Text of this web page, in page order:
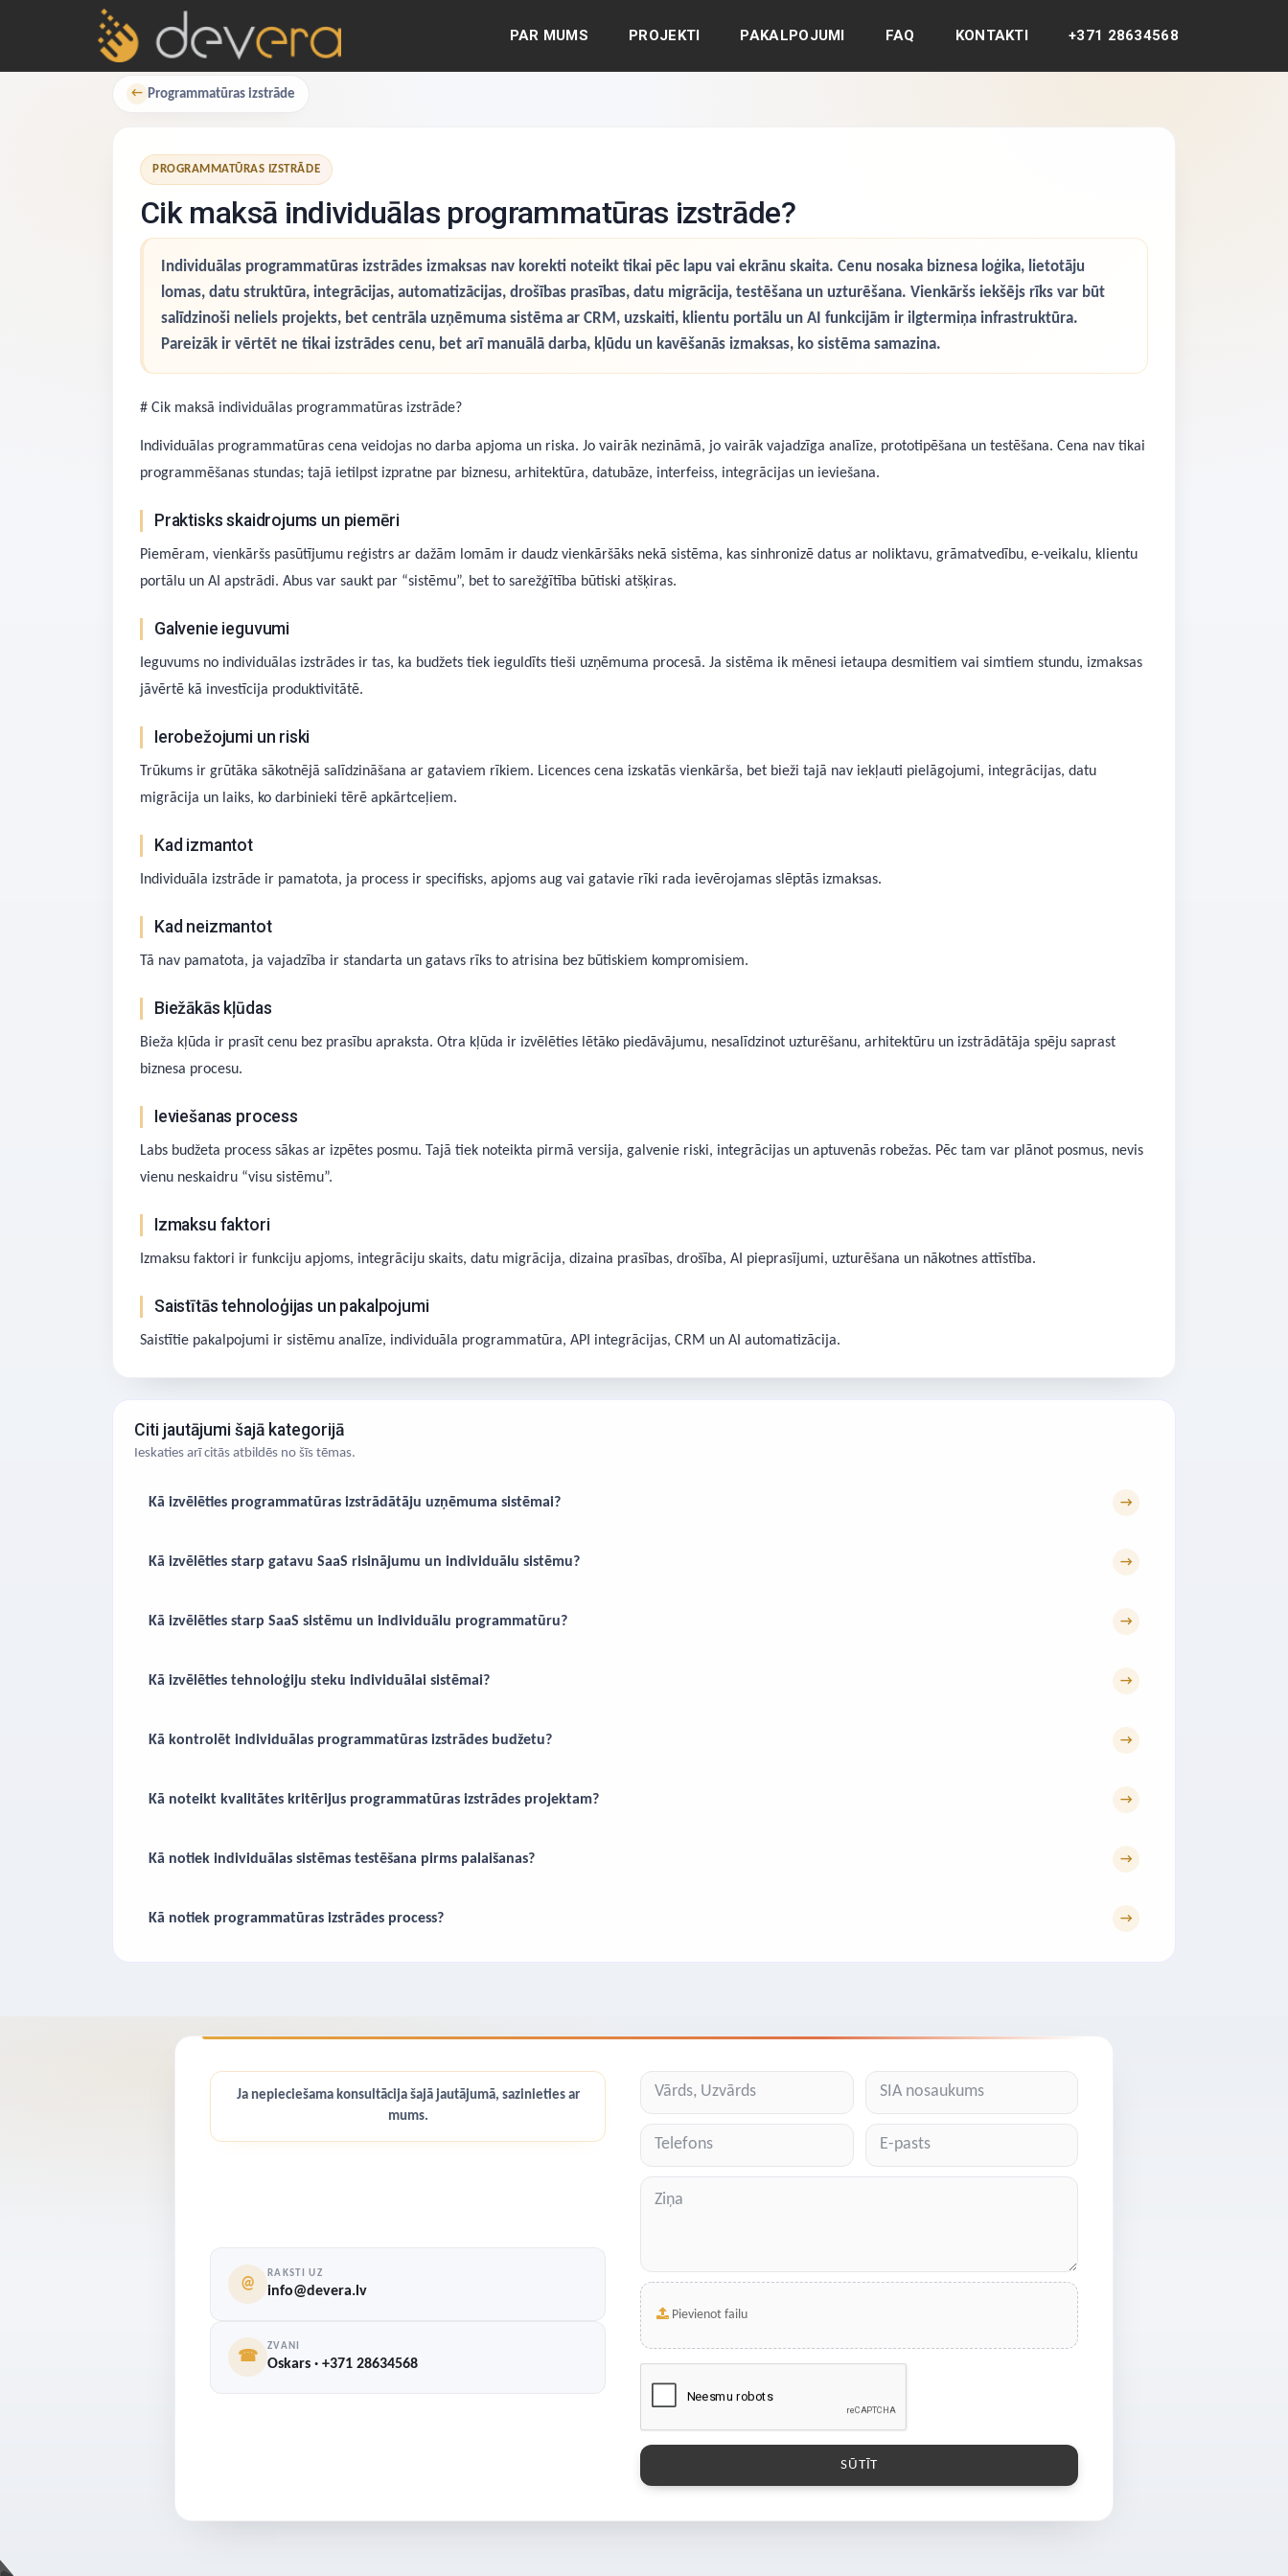
PAR MUMS PROJEKTI PAKALPOJUMI FAQ KONTAKTI +371 28634568
← Programmatūras izstrāde
PROGRAMMATŪRAS IZSTRĀDE
Cik maksā individuālas programmatūras izstrāde?
Individuālas programmatūras izstrādes izmaksas nav korekti noteikt tikai pēc lapu vai ekrānu skaita. Cenu nosaka biznesa loģika, lietotāju
lomas, datu struktūra, integrācijas, automatizācijas, drošības prasības, datu migrācija, testēšana un uzturēšana. Vienkāršs iekšējs rīks var būt
salīdzinoši neliels projekts, bet centrāla uzņēmuma sistēma ar CRM, uzskaiti, klientu portālu un AI funkcijām ir ilgtermiņa infrastruktūra.
Pareizāk ir vērtēt ne tikai izstrādes cenu, bet arī manuālā darba, kļūdu un kavēšanās izmaksas, ko sistēma samazina.
# Cik maksā individuālas programmatūras izstrāde?
Individuālas programmatūras cena veidojas no darba apjoma un riska. Jo vairāk nezināmā, jo vairāk vajadzīga analīze, prototipēšana un testēšana. Cena nav tikai
programmēšanas stundas; tajā ietilpst izpratne par biznesu, arhitektūra, datubāze, interfeiss, integrācijas un ieviešana.
Praktisks skaidrojums un piemēri
Piemēram, vienkāršs pasūtījumu reģistrs ar dažām lomām ir daudz vienkāršāks nekā sistēma, kas sinhronizē datus ar noliktavu, grāmatvedību, e-veikalu, klientu
portālu un AI apstrādi. Abus var saukt par “sistēmu”, bet to sarežģītība būtiski atšķiras.
Galvenie ieguvumi
Ieguvums no individuālas izstrādes ir tas, ka budžets tiek ieguldīts tieši uzņēmuma procesā. Ja sistēma ik mēnesi ietaupa desmitiem vai simtiem stundu, izmaksas
jāvērtē kā investīcija produktivitātē.
Ierobežojumi un riski
Trūkums ir grūtāka sākotnējā salīdzināšana ar gataviem rīkiem. Licences cena izskatās vienkārša, bet bieži tajā nav iekļauti pielāgojumi, integrācijas, datu
migrācija un laiks, ko darbinieki tērē apkārtceļiem.
Kad izmantot
Individuāla izstrāde ir pamatota, ja process ir specifisks, apjoms aug vai gatavie rīki rada ievērojamas slēptās izmaksas.
Kad neizmantot
Tā nav pamatota, ja vajadzība ir standarta un gatavs rīks to atrisina bez būtiskiem kompromisiem.
Biežākās kļūdas
Bieža kļūda ir prasīt cenu bez prasību apraksta. Otra kļūda ir izvēlēties lētāko piedāvājumu, nesalīdzinot uzturēšanu, arhitektūru un izstrādātāja spēju saprast
biznesa procesu.
Ieviešanas process
Labs budžeta process sākas ar izpētes posmu. Tajā tiek noteikta pirmā versija, galvenie riski, integrācijas un aptuvenās robežas. Pēc tam var plānot posmus, nevis
vienu neskaidru “visu sistēmu”.
Izmaksu faktori
Izmaksu faktori ir funkciju apjoms, integrāciju skaits, datu migrācija, dizaina prasības, drošība, AI pieprasījumi, uzturēšana un nākotnes attīstība.
Saistītās tehnoloģijas un pakalpojumi
Saistītie pakalpojumi ir sistēmu analīze, individuāla programmatūra, API integrācijas, CRM un AI automatizācija.
Citi jautājumi šajā kategorijā
Ieskaties arī citās atbildēs no šīs tēmas.
Kā izvēlēties programmatūras izstrādātāju uzņēmuma sistēmai? →
Kā izvēlēties starp gatavu SaaS risinājumu un individuālu sistēmu? →
Kā izvēlēties starp SaaS sistēmu un individuālu programmatūru? →
Kā izvēlēties tehnoloģiju steku individuālai sistēmai? →
Kā kontrolēt individuālas programmatūras izstrādes budžetu? →
Kā noteikt kvalitātes kritērijus programmatūras izstrādes projektam? →
Kā notiek individuālas sistēmas testēšana pirms palaišanas? →
Kā notiek programmatūras izstrādes process? →
Ja nepieciešama konsultācija šajā jautājumā, sazinieties ar
mums.
@
RAKSTI UZ
info@devera.lv
☎
ZVANI
Oskars · +371 28634568
Pievienot failu